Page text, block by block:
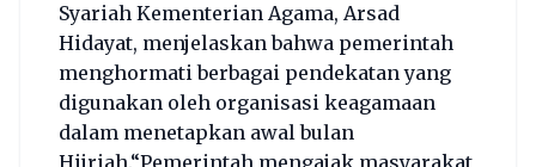
Syariah Kementerian Agama, Arsad
Hidayat, menjelaskan bahwa pemerintah
menghormati berbagai pendekatan yang
digunakan oleh organisasi keagamaan
dalam menetapkan awal bulan
Hijriah.“Pemerintah mengajak masyarakat